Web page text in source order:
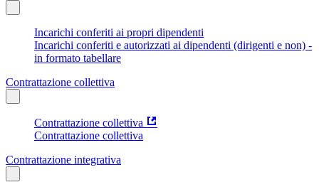
Incarichi conferiti ai propri dipendenti
Incarichi conferiti e autorizzati ai dipendenti (dirigenti e non) -
in formato tabellare
Contrattazione collettiva
Contrattazione collettiva
Contrattazione collettiva
Contrattazione integrativa